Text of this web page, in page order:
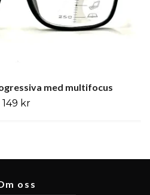
med multifocus
149 kr
oss